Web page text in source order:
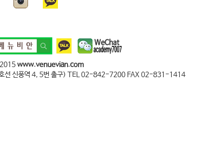
www.venuevian.com
선 신풍역 4, 5번 출구) TEL 02-842-7200 FAX 02-831-1414